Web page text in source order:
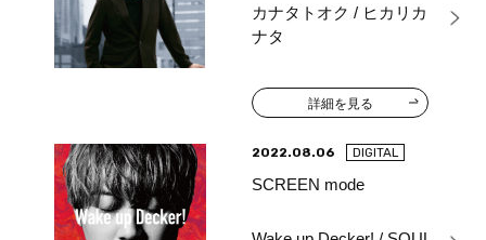
カナタトオク / ヒカリカ
ナタ
詳細を見る
2022.08.06 DIGITAL
SCREEN mode